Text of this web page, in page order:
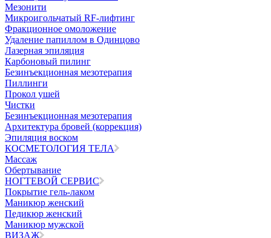
Мезонити
Микроигольчатый RF-лифтинг
Фракционное омоложение
Удаление папиллом в Одинцово
Лазерная эпиляция
Карбоновый пилинг
Безинъекционная мезотерапия
Пиллинги
Прокол ушей
Чистки
Безинъeкционная мезотерапия
Архитектура бровей (коррекция)
Эпиляция воском
КОСМЕТОЛОГИЯ ТЕЛА
Массаж
Обертывание
НОГТЕВОЙ СЕРВИС
Покрытие гель-лаком
Маникюр женский
Педикюр женский
Маникюр мужской
ВИЗАЖ